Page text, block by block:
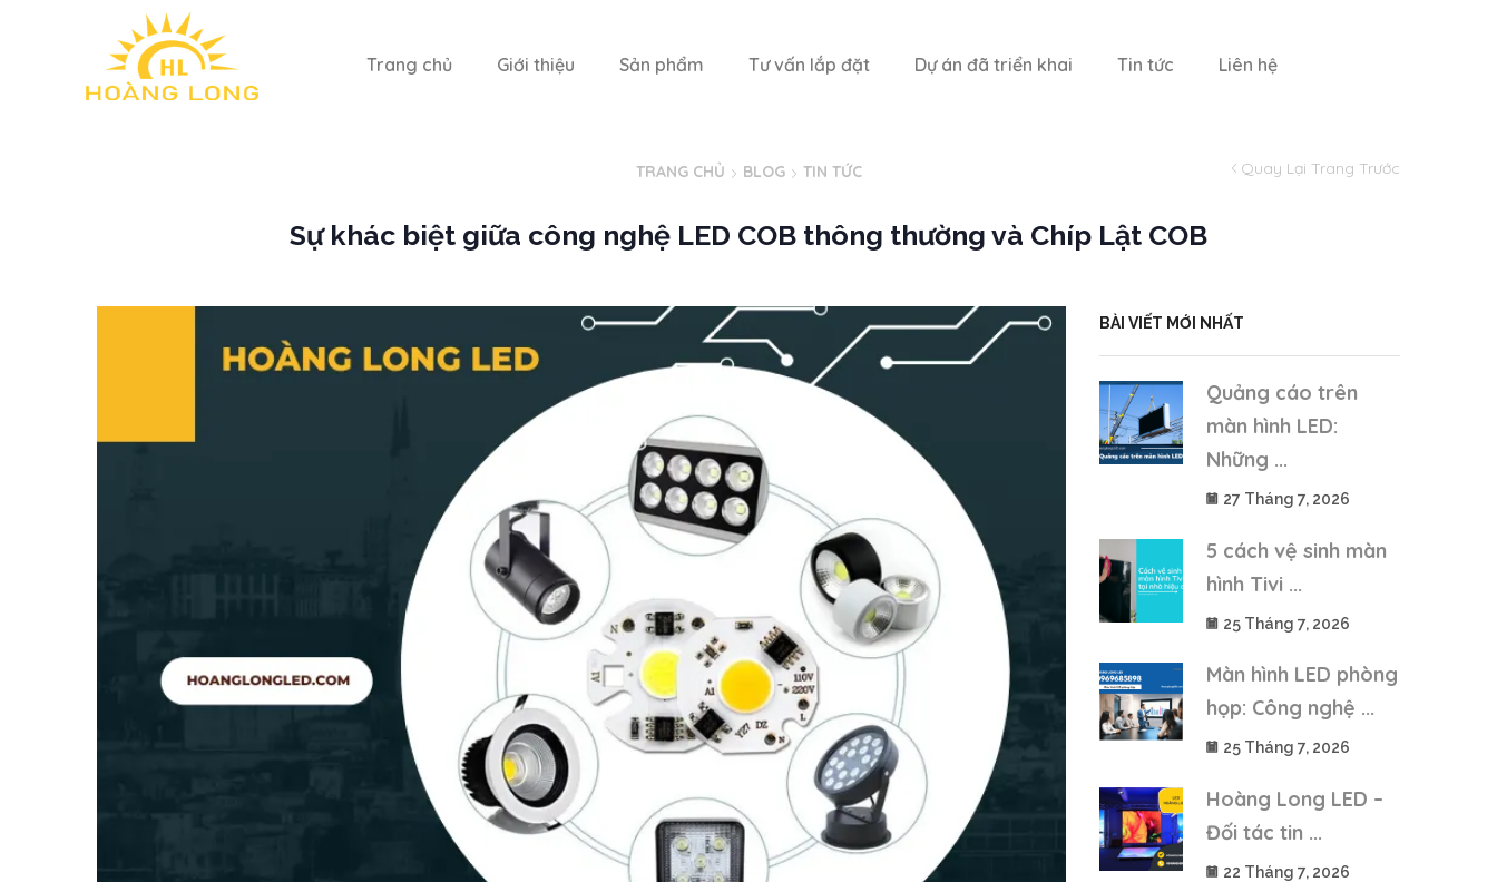
Trang chủ Giới thiệu Sản phẩm Tư vấn lắp đặt Dự án đã triển khai Tin tức Liên hệ
Quay Lại Trang Trước
TRANG CHỦ BLOG TIN TỨC
Sự khác biệt giữa công nghệ LED COB thông thường và Chíp Lật COB
BÀI VIẾT MỚI NHẤT
Quảng cáo trên
màn hình LED:
Những ...
27 Tháng 7, 2026
5 cách vệ sinh màn
hình Tivi ...
25 Tháng 7, 2026
Màn hình LED phòng
họp: Công nghệ ...
25 Tháng 7, 2026
Hoàng Long LED –
Đối tác tin ...
22 Tháng 7, 2026